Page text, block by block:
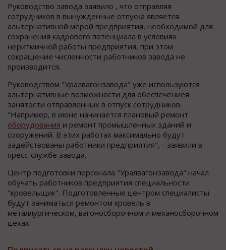
Руководство завода заявило , что отправляя
сотрудников в вынужденные отпуска является
альтернативной мерой предприятия, необходимой для
сохранения кадрового потенциала в условиях
неритмичной работы предприятия, при этом
сокращение численности работников завода не
производится.
Руководством "Уралвагонзавода" уже используются
альтернативные возможности для обеспечениея
занятости отправленных в отпуск сотрудников.
"Например, в июне начинается плановый ремонт
оборудования и ремонт промышленных зданий и
сооружений. В этих работах максимально будут
задействованы работники предприятия", - заявили в
пресс-службе завода.
Центр подготовки персонала "Уралвагонзавода" начал
обучать работников предприятия специальности
"кровельщик". Подготовленные центром специалисты
будут заниматься ремонтом кровель в
металлургическом, вагоносборочном и механосборочном
цехах.